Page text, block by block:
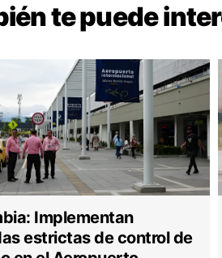
te puede
Implementan
estrictas de control de